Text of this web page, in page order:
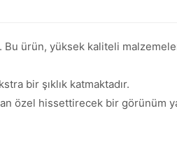
Bu ürün, yüksek kaliteli
bir şıklık katmaktadır.
özel hissettirecek bir görünüm